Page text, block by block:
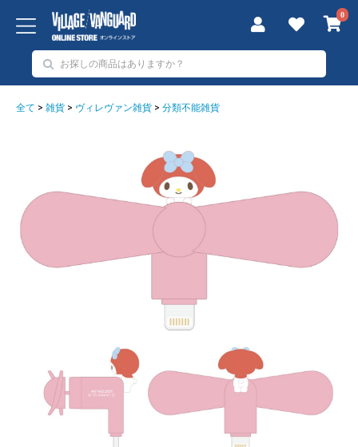
0
全て > 雑貨 > ヴィレヴァン雑貨 > 分類不能雑貨